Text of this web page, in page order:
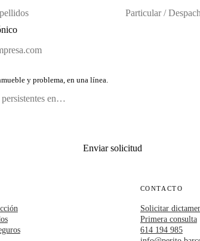
y problema, en una línea.
Enviar solicitud
CONTACTO
Solicitar
Primera consulta
614 194 985